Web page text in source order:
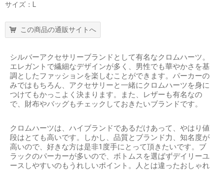
サイズ：L
この商品の通販サイトへ
シルバーアクセサリーブランドとして有名なクロムハーツ。
エレガントで繊細なデザインが多く、男性でも華やかさを基
調としたファッションを楽しむことができます。パーカーの
みではもちろん、アクセサリーと一緒にクロムハーツを身に
つけてもかっこよく決まります。また、レザーも有名なの
で、財布やバッグもチェックしておきたいブランドです。
クロムハーツは、ハイブランドであるだけあって、やはり値
段はとても高いです。しかし、品質とブランド力、知名度が
高いので、好きな方は是非1度手にとって頂きたいです。ブ
ラックのパーカーが多いので、ボトムスを選ばずデイリーユ
ースしやすいのもうれしいポイント。人とは違ったおしゃれ